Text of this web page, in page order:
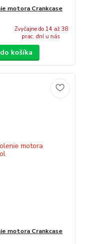
motora Crankcase
Zvyčajne do 14 až 38
prac. dní u nás
košíka
motora Crankcase